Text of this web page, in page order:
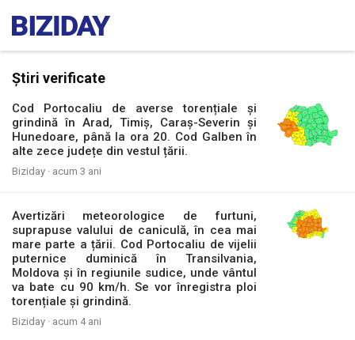
Știri verificate
Cod Portocaliu de averse torențiale și
grindină în Arad, Timiș, Caraș-Severin și
Hunedoare, până la ora 20. Cod Galben în
alte zece județe din vestul țării.
Biziday · acum 3 ani
Avertizări meteorologice de furtuni,
suprapuse valului de caniculă, în cea mai
mare parte a țării. Cod Portocaliu de vijelii
puternice duminică în Transilvania,
Moldova și în regiunile sudice, unde vântul
va bate cu 90 km/h. Se vor înregistra ploi
torențiale și grindină.
Biziday · acum 4 ani